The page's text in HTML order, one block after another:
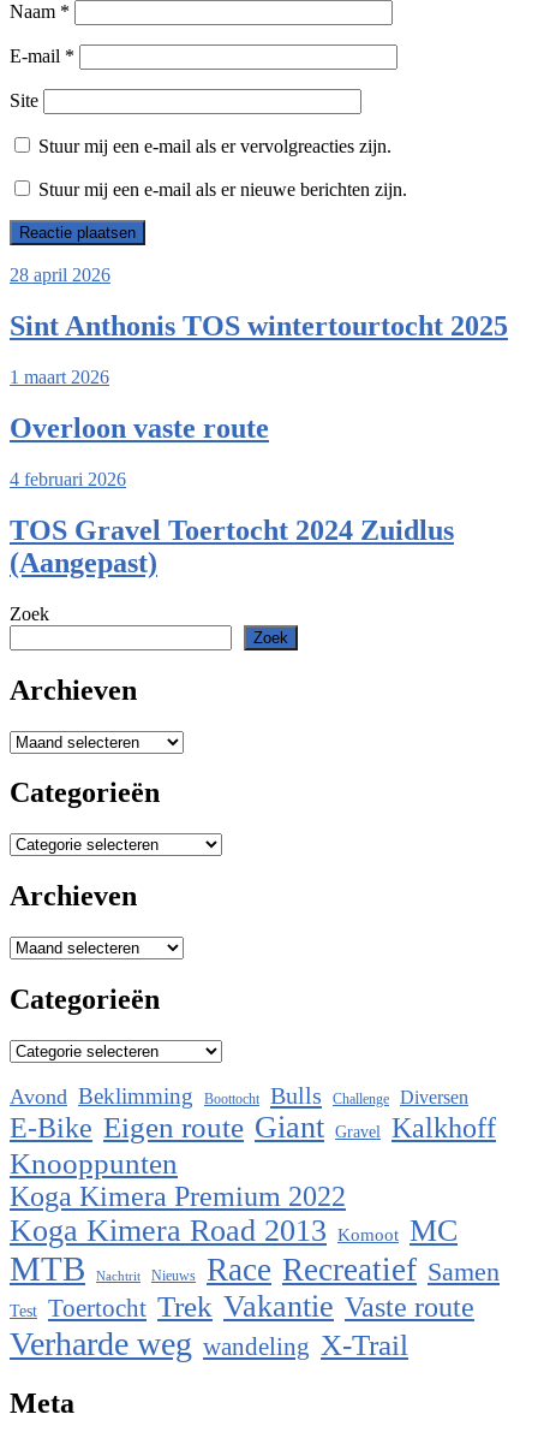
Naam *
E-mail *
Site
Stuur mij een e-mail als er vervolgreacties zijn.
Stuur mij een e-mail als er nieuwe berichten zijn.
28 april 2026
Sint Anthonis TOS wintertourtocht 2025
1 maart 2026
Overloon vaste route
4 februari 2026
TOS Gravel Toertocht 2024 Zuidlus
(Aangepast)
Zoek
Zoek
Archieven
Archieven
Categorieën
Categorieën
Archieven
Archieven
Categorieën
Categorieën
Avond Beklimming Boottocht Bulls Challenge Diversen
E-Bike Eigen route Giant Gravel Kalkhoff
Knooppunten
Koga Kimera Premium 2022
Koga Kimera Road 2013 Komoot MC
MTB Nachtrit Nieuws Race Recreatief Samen
Test Toertocht Trek Vakantie Vaste route
Verharde weg wandeling X-Trail
Meta